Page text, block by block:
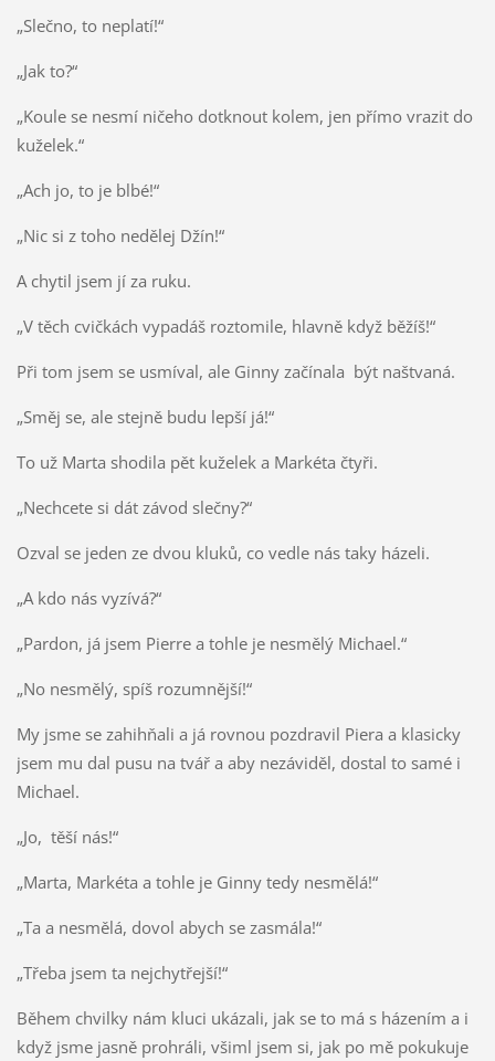
„Slečno, to neplatí!“
„Jak to?“
„Koule se nesmí ničeho dotknout kolem, jen přímo vrazit do
kuželek.“
„Ach jo, to je blbé!“
„Nic si z toho nedělej Džín!“
A chytil jsem jí za ruku.
„V těch cvičkách vypadáš roztomile, hlavně když běžíš!“
Při tom jsem se usmíval, ale Ginny začínala být naštvaná.
„Směj se, ale stejně budu lepší já!“
To už Marta shodila pět kuželek a Markéta čtyři.
„Nechcete si dát závod slečny?“
Ozval se jeden ze dvou kluků, co vedle nás taky házeli.
„A kdo nás vyzívá?“
„Pardon, já jsem Pierre a tohle je nesmělý Michael.“
„No nesmělý, spíš rozumnější!“
My jsme se zahihňali a já rovnou pozdravil Piera a klasicky
jsem mu dal pusu na tvář a aby nezáviděl, dostal to samé i
Michael.
„Jo, těší nás!“
„Marta, Markéta a tohle je Ginny tedy nesmělá!“
„Ta a nesmělá, dovol abych se zasmála!“
„Třeba jsem ta nejchytřejší!“
Během chvilky nám kluci ukázali, jak se to má s házením a i
když jsme jasně prohráli, všiml jsem si, jak po mě pokukuje